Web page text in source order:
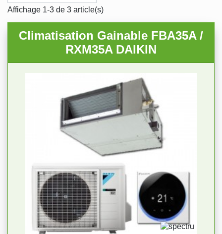
Affichage 1-3 de 3 article(s)
Climatisation Gainable FBA35A /
RXM35A DAIKIN